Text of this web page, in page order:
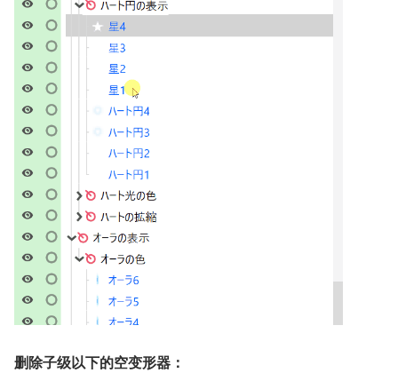
删除子级以下的空变形器：